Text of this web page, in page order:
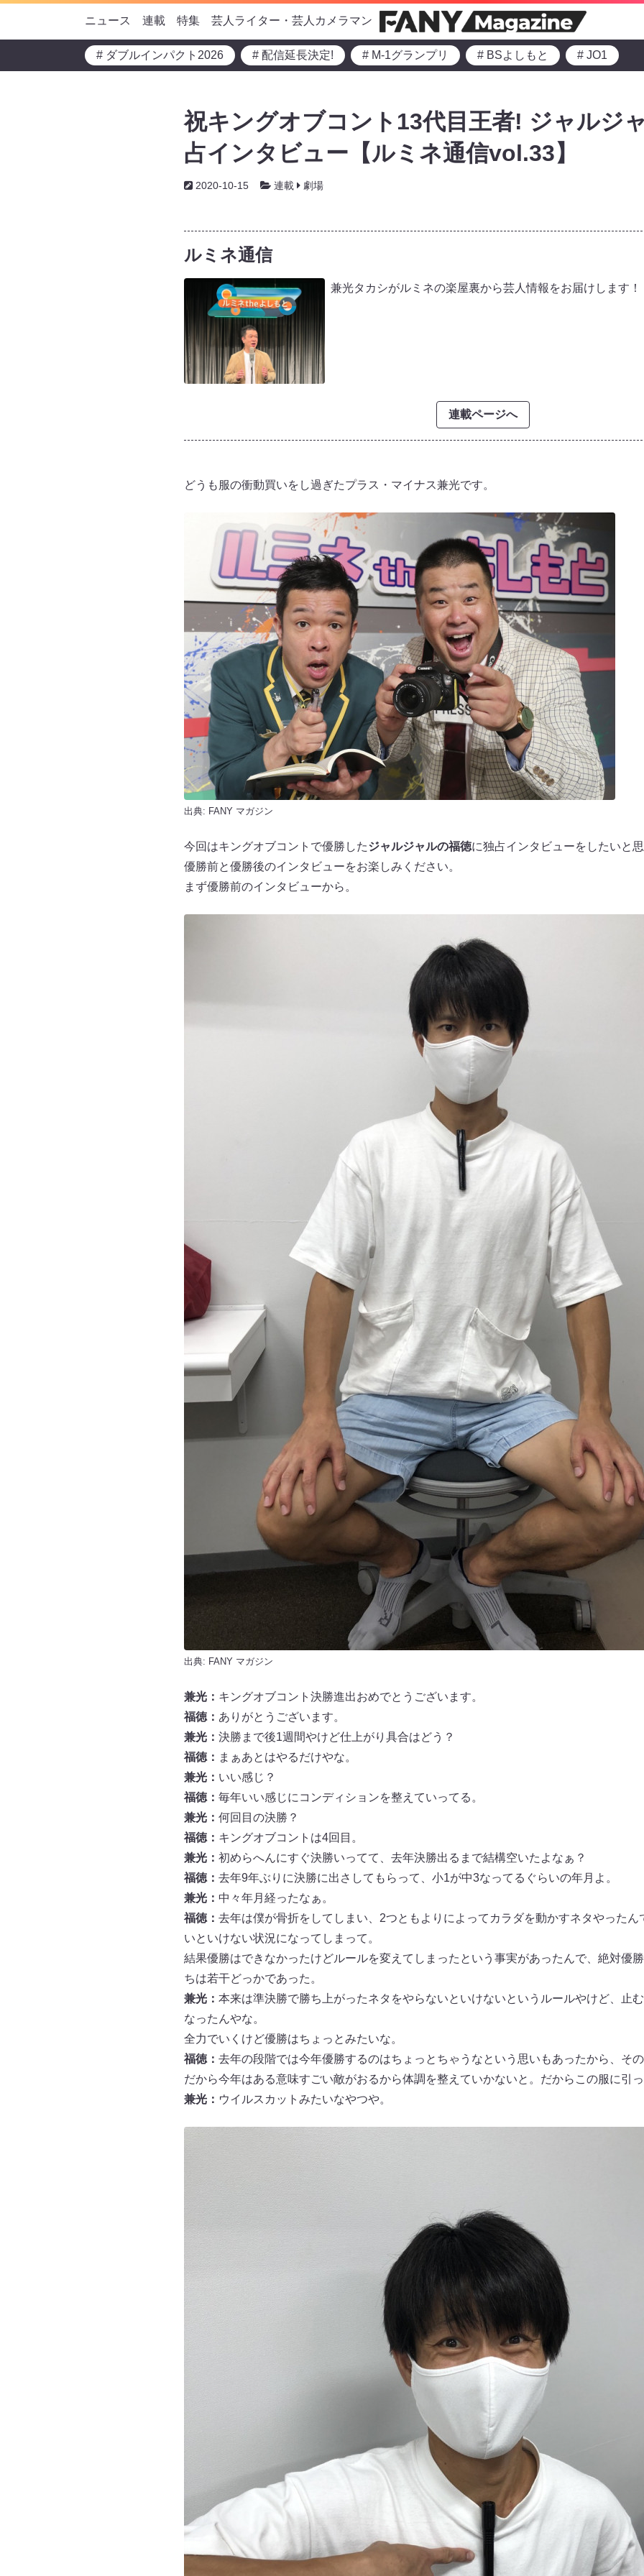
ニュース 連載 特集 芸人ライター・芸人カメラマン
# ダブルインパクト2026 # 配信延長決定! # M-1グランプリ # BSよしもと # JO1
祝キングオブコント13代目王者! ジャルジ
占インタビュー【ルミネ通信vol.33】
2020-10-15 連載 劇場
ルミネ通信
兼光タカシがルミネの楽屋裏から芸人情報をお届けします！
連載ページへ
どうも服の衝動買いをし過ぎたプラス・マイナス兼光です。
出典: FANY マガジン
今回はキングオブコントで優勝したジャルジャルの福徳に独占インタビューをしたいと
優勝前と優勝後のインタビューをお楽しみください。
まず優勝前のインタビューから。
出典: FANY マガジン
兼光： キングオブコント決勝進出おめでとうございます。
福徳： ありがとうございます。
兼光： 決勝まで後1週間やけど仕上がり具合はどう？
福徳： まぁあとはやるだけやな。
兼光： いい感じ？
福徳： 毎年いい感じにコンディションを整えていってる。
兼光： 何回目の決勝？
福徳： キングオブコントは4回目。
兼光： 初めらへんにすぐ決勝いってて、去年決勝出るまで結構空いたよなぁ？
福徳： 去年9年ぶりに決勝に出さしてもらって、小1が中3なってるぐらいの年月よ。
兼光： 中々年月経ったなぁ。
福徳： 去年は僕が骨折をしてしまい、2つともよりによってカラダを動かすネタやったん
いといけない状況になってしまって。
結果優勝はできなかったけどルールを変えてしまったという事実があったんで、絶対優
ちは若干どっかであった。
兼光： 本来は準決勝で勝ち上がったネタをやらないといけないというルールやけど、止
なったんやな。
全力でいくけど優勝はちょっとみたいな。
福徳： 去年の段階では今年優勝するのはちょっとちゃうなという思いもあったから、そ
だから今年はある意味すごい敵がおるから体調を整えていかないと。だからこの服に引
兼光： ウイルスカットみたいなやつや。